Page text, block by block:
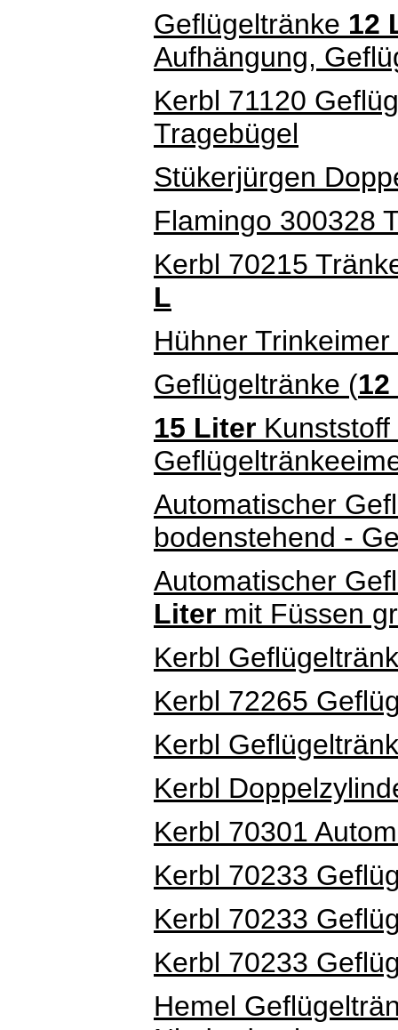
Geflügeltränke 12
Aufhängung,
Kerbl 71120
Tragebügel
Stükerjürgen
Flamingo 300328
Kerbl 70215
L
Hühner
Geflügeltränke (12
15 Liter
Automatischer
bodenstehend -
Automatischer
Liter mit Füssen
Kerbl
Kerbl 72265
Kerbl
Kerbl
Kerbl 70301
Kerbl 70233
Kerbl 70233
Kerbl 70233
Hemel